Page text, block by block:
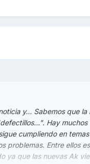
y... Sabemos que la
Hay muchos
cumpliendo en
problemas. Entre ellos
ya que las nuevas Ak